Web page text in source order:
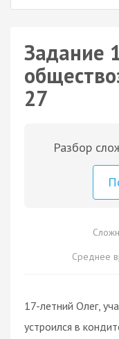
Задание
27
Разбор
Среднее
17-летний Олег,
устроился в